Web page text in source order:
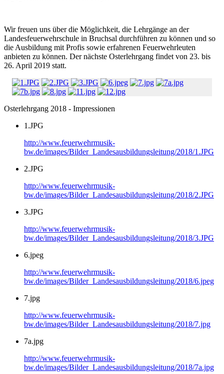
Wir freuen uns über die Möglichkeit, die Lehrgänge an der
Landesfeuerwehrschule in Bruchsal durchführen zu können und so
die Ausbildung mit Profis sowie erfahrenen Feuerwehrleuten
anbieten zu können. Der nächste Osterlehrgang findet von 23. bis
26. April 2019 statt.
Osterlehrgang 2018 - Impressionen
1.JPG
http://www.feuerwehrmusik-
bw.de/images/Bilder_Landesausbildungsleitung/2018/1.JPG
2.JPG
http://www.feuerwehrmusik-
bw.de/images/Bilder_Landesausbildungsleitung/2018/2.JPG
3.JPG
http://www.feuerwehrmusik-
bw.de/images/Bilder_Landesausbildungsleitung/2018/3.JPG
6.jpeg
http://www.feuerwehrmusik-
bw.de/images/Bilder_Landesausbildungsleitung/2018/6.jpeg
7.jpg
http://www.feuerwehrmusik-
bw.de/images/Bilder_Landesausbildungsleitung/2018/7.jpg
7a.jpg
http://www.feuerwehrmusik-
bw.de/images/Bilder_Landesausbildungsleitung/2018/7a.jpg